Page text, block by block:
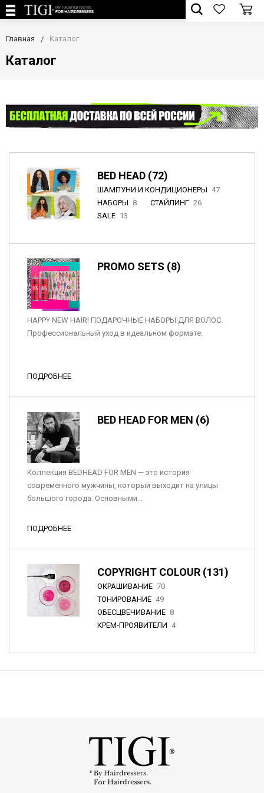
Главная Каталог
Каталог
BED HEAD (72)
ШАМПУНИ И КОНДИЦИОНЕРЫ 47
НАБОРЫ 8 СТАЙЛИНГ 26
SALE 13
PROMO SETS (8)
HAPPY NEW HAIR! ПОДАРОЧНЫЕ НАБОРЫ ДЛЯ ВОЛОС.
Профессиональный уход в идеальном формате.
ПОДРОБНЕЕ
BED HEAD FOR MEN (6)
Коллекция BEDHEAD FOR MEN — это история
современного мужчины, который выходит на улицы
большого города. Основными...
ПОДРОБНЕЕ
COPYRIGHT COLOUR (131)
ОКРАШИВАНИЕ 70
ТОНИРОВАНИЕ 49
ОБЕСЦВЕЧИВАНИЕ 8
КРЕМ-ПРОЯВИТЕЛИ 4